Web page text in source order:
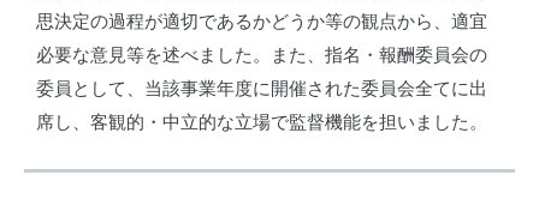
思決定の過程が適切であるかどうか等の観点から、適宜
必要な意見等を述べました。また、指名・報酬委員会の
委員として、当該事業年度に開催された委員会全てに出
席し、客観的・中立的な立場で監督機能を担いました。